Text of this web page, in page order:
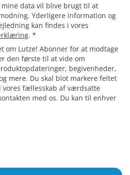
mine data vil blive brugt til at
Yderligere information og
kan findes i vores
. *
om Lutze! Abonner for at modtage
den første til at vide om
begivenheder,
mere. Du skal blot markere feltet
fællesskab af værdsatte
med os. Du kan til enhver